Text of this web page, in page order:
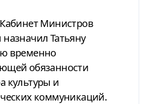
Татьяну
временно
обязанности
культуры и
коммуникаций.